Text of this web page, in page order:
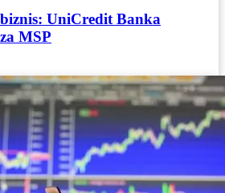
UniCredit Banka
MSP